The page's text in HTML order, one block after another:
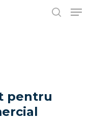
pentru